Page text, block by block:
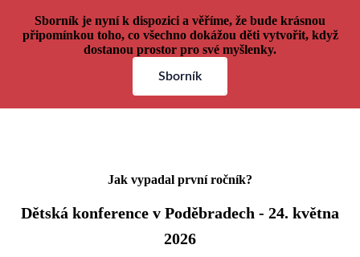
Sborník je nyní k dispozici a věříme, že bude krásnou
připomínkou toho, co všechno dokážou děti vytvořit, když
dostanou prostor pro své myšlenky.
Sborník
Jak vypadal první ročník?
Dětská konference v Poděbradech - 24. května
2026